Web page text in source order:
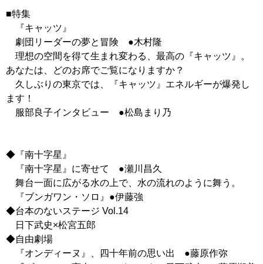
■特集
『キャッツ』
劇団リーダーの夢と冒険 ●木村隆
理想の空間を得て生まれ変わる、最高の『キャッツ』。
あなたは、どのお席でご覧になりますか？
久しぶりの東京では、『キャッツ』エネルギーが爆発し
ます！
服部良子インタビュー ●松島まり乃
◆『南十字星』
『南十字星』に寄せて ●瀬川昌久
舞台一面に広がる水の上で、水の流れのように舞う。
『ブンガワン・ソロ』●伊藤強
◆台本のないステージ Vol.14
日下武史×松宮五郎
◆自由劇場
『オンディーヌ』、四十年前の思い出 ●藤原作弥